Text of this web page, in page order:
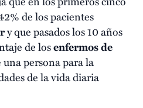
de los pacientes
y que pasados los 10 años
de losenfermos de
persona para la
de la vida diaria